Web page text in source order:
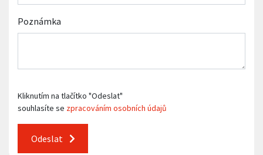
Poznámka
Kliknutím na tlačítko "Odeslat"
souhlasíte se zpracováním osobních údajů
Odeslat